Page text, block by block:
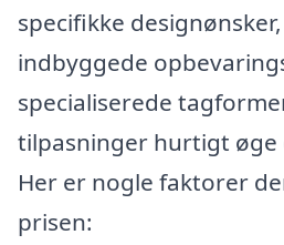
specifikke
indbyggede
specialiserede
tilpasninger hurtigt
Her er nogle faktorer
prisen: